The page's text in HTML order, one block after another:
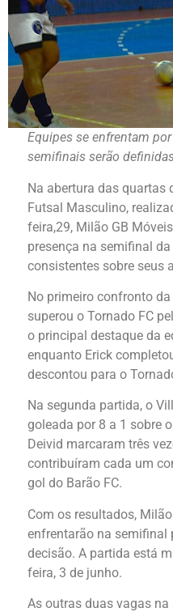
Equipes se enfrentam
semifinais serão
Na abertura das quartas
Futsal Masculino,
feira,29, Milão GB
presença na semifinal
consistentes sobre seus
No primeiro confronto
superou o Tornado FC
o principal destaque da
enquanto Erick
descontou para o
Na segunda partida, o
goleada por 8 a 1 sobre
Deivid marcaram três
contribuíram cada um
gol do Barão FC.
Com os resultados,
enfrentarão na semifinal
decisão. A partida está
feira, 3 de junho.
As outras duas vagas